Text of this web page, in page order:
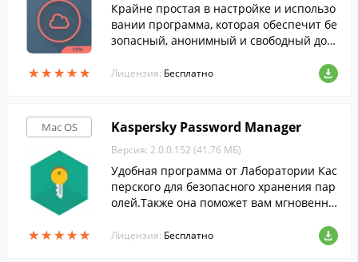
★★★★★
★★★★★
Крайне простая в настройке и использо
вании программа, которая обеспечит бе
зопасный, анонимный и свободный дост
Лицензия: Бесплатно
Mac OS
★★★★★
★★★★★
Kaspersky Password Manager
Версия: 2.0.0.152 (41.76 МБ)
Удобная программа от Лаборатории Кас
перского для безопасного хранения пар
олей.Также она поможет вам мгновенно
различных веб-сайтах и приложениях.
Лицензия: Бесплатно